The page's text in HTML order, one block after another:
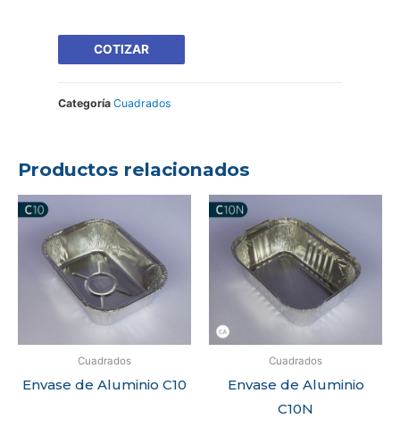
COTIZAR
Categoría Cuadrados
Productos relacionados
Cuadrados
Envase de Aluminio C10
Cuadrados
Envase de Aluminio
C10N